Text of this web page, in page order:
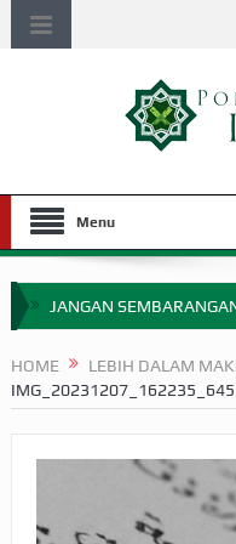
Menu
JANGAN
MIMPI YANG DIABAIKAN
SEBELUM TIBA SAAT
HAKIKAT NIKMAT DI
HOME
LEBIH DALAM
IMG_20231207_162235_645